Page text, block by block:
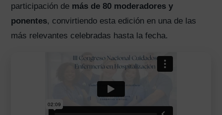
participación de más de 80 moderadores y
ponentes, convirtiendo esta edición en una de las
más relevantes celebradas hasta la fecha.